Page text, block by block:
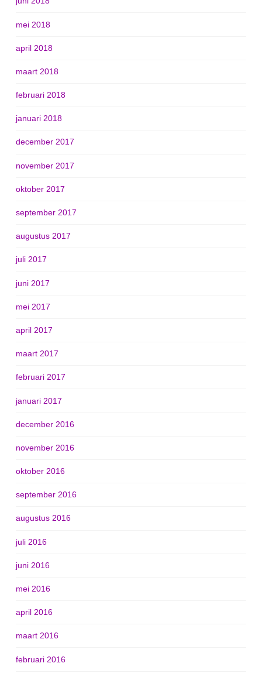
mei 2018
april 2018
maart 2018
februari 2018
januari 2018
december 2017
november 2017
oktober 2017
september 2017
augustus 2017
juli 2017
juni 2017
mei 2017
april 2017
maart 2017
februari 2017
januari 2017
december 2016
november 2016
oktober 2016
september 2016
augustus 2016
juli 2016
juni 2016
mei 2016
april 2016
maart 2016
februari 2016